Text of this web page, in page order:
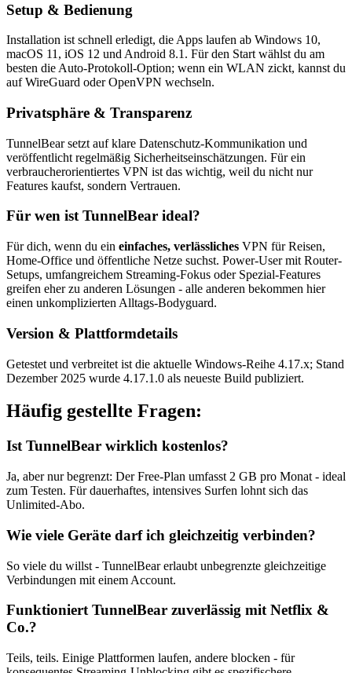
Setup & Bedienung
Installation ist schnell erledigt, die Apps laufen ab Windows 10,
macOS 11, iOS 12 und Android 8.1. Für den Start wählst du am
besten die Auto-Protokoll-Option; wenn ein WLAN zickt, kannst du
auf WireGuard oder OpenVPN wechseln.
Privatsphäre & Transparenz
TunnelBear setzt auf klare Datenschutz-Kommunikation und
veröffentlicht regelmäßig Sicherheitseinschätzungen. Für ein
verbraucherorientiertes VPN ist das wichtig, weil du nicht nur
Features kaufst, sondern Vertrauen.
Für wen ist TunnelBear ideal?
Für dich, wenn du ein einfaches, verlässliches VPN für Reisen,
Home-Office und öffentliche Netze suchst. Power-User mit Router-
Setups, umfangreichem Streaming-Fokus oder Spezial-Features
greifen eher zu anderen Lösungen - alle anderen bekommen hier
einen unkomplizierten Alltags-Bodyguard.
Version & Plattformdetails
Getestet und verbreitet ist die aktuelle Windows-Reihe 4.17.x; Stand
Dezember 2025 wurde 4.17.1.0 als neueste Build publiziert.
Häufig gestellte Fragen:
Ist TunnelBear wirklich kostenlos?
Ja, aber nur begrenzt: Der Free-Plan umfasst 2 GB pro Monat - ideal
zum Testen. Für dauerhaftes, intensives Surfen lohnt sich das
Unlimited-Abo.
Wie viele Geräte darf ich gleichzeitig verbinden?
So viele du willst - TunnelBear erlaubt unbegrenzte gleichzeitige
Verbindungen mit einem Account.
Funktioniert TunnelBear zuverlässig mit Netflix &
Co.?
Teils, teils. Einige Plattformen laufen, andere blocken - für